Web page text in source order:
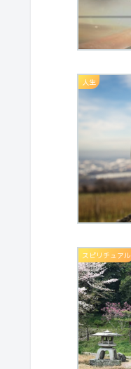
人生
スピリチュアル